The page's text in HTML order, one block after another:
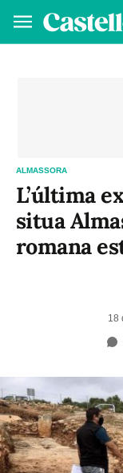
ALMASSORA
L’última
situa
romana
18